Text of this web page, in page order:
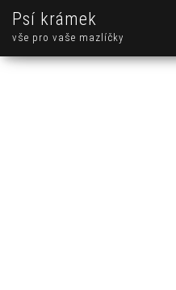
Psí krámek
vše pro vaše mazlíčky